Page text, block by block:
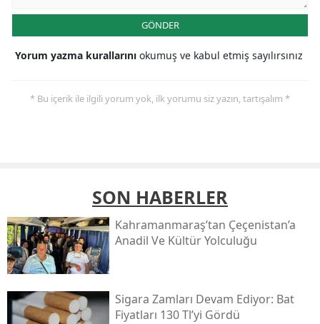
GÖNDER
Yorum yazma kurallarını okumuş ve kabul etmiş sayılırsınız
* Bu içerik ile ilgili yorum yok, ilk yorumu siz yazın, tartışalım *
SON HABERLER
Kahramanmaraş’tan Çeçenistan’a
Anadil Ve Kültür Yolculuğu
Sigara Zamları Devam Ediyor: Bat
Fiyatları 130 Tl’yi Gördü